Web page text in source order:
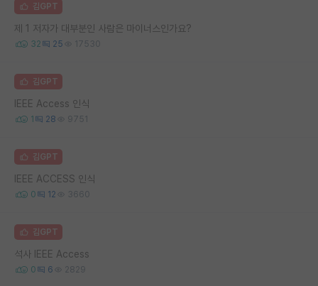
김GPT
제 1 저자가 대부분인 사람은 마이너스인가요?
32 25 17530
김GPT
IEEE Access 인식
1 28 9751
김GPT
IEEE ACCESS 인식
0 12 3660
김GPT
석사 IEEE Access
0 6 2829